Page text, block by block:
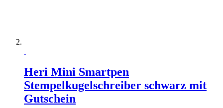
Heri Mini Smartpen
Stempelkugelschreiber schwarz mit
Gutschein